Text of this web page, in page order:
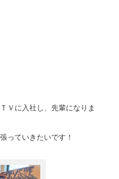
Ｖに入社し、先輩になりま
っていきたいです！